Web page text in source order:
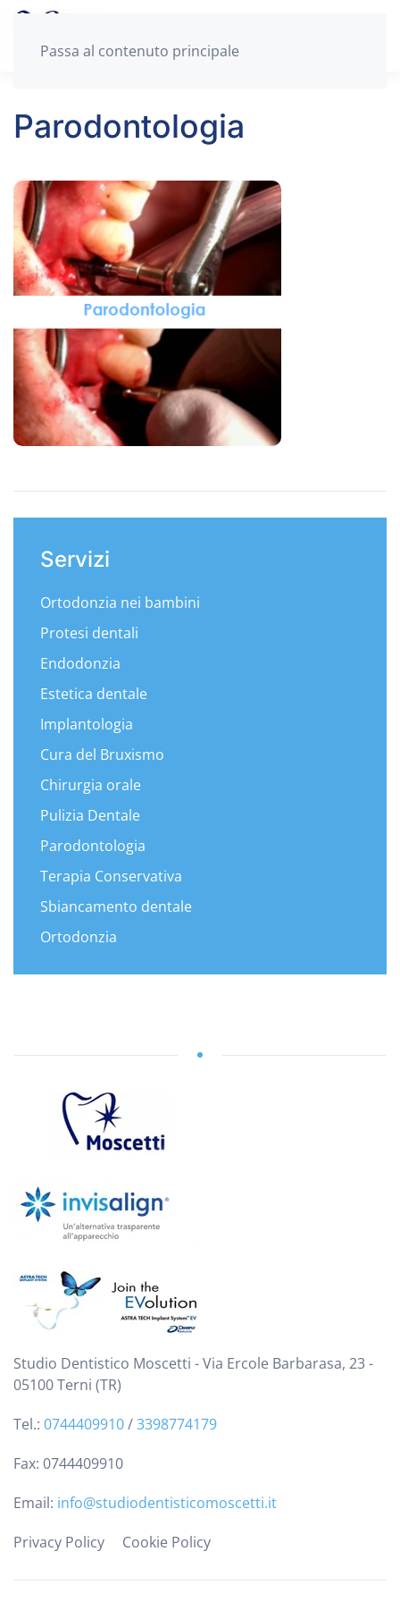
Passa al contenuto principale
Parodontologia
Servizi
Ortodonzia nei bambini
Protesi dentali
Endodonzia
Estetica dentale
Implantologia
Cura del Bruxismo
Chirurgia orale
Pulizia Dentale
Parodontologia
Terapia Conservativa
Sbiancamento dentale
Ortodonzia
Studio Dentistico Moscetti - Via Ercole Barbarasa, 23 -
05100 Terni (TR)
Tel.: 0744409910/3398774179
Fax: 0744409910
Email: info@studiodentisticomoscetti.it
Privacy Policy
Cookie Policy